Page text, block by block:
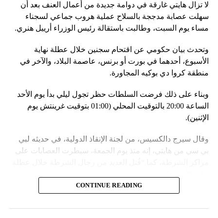
في السياق، أشار رئيس أركان القوات المسلّحة البيلاروسية
الجنرال فيكتور غوليفيتش إلى أنّه «في إطار هذا الحدث، تمّت
احتياطي»، لافتاً إلى أنّه «فور إنجاز عملية الانتشار هذه،
سنستعرض المسائل المتعلّقة بالاستعدادات لاستخدام الأسلحة
النووية غير الاستراتيجية».
وفي أوكرانيا، فكّكت أجهزة الأمن شبكة من العملاء التابعين
لجهاز الأمن الفدرالي الروسي «كانوا يعدّون لاغتيال الرئيس
الأوكراني» فولوديمير زيلينسكي ومسؤولين كبار آخرين، مثل
أوامر من موسكو. وأوقفت الأجهزة الأوكرانية ضابطَي أمن،
مشيرةً إلى أن المشتبه فيهما اللذَين أوقفا «شخصان برتبة
الحكوميين.
الفدرالي الروسي ويُشتبه في أن المسؤولَين «نقلا معلومات
لا تزال هايتي غارقة في دوامة جديدة من أعمال العنف بعد أن
سهلت عصابة مدججة بالسلاح عملية هروب جماعي لسجناء
مساء يوم السبت، وطالبت باستقالة رئيس الوزراء أرييل هنري.
وتحدث بيان حكومي عن اقتحام سجنين خلال عطلة نهاية
الأسبوع، أحدهما في بورت أو برنس، عاصمة البلاد، والآخر في
منطقة كروا دي بوكيه المجاورة.
وبناء على ذلك فرضت السلطات حظر تجول ليلي بدأ يوم الأحد
الساعة 20:00 بالتوقيت المحلي (01:00 بتوقيت غرينتش يوم
الإثنين).
وقال سيرج دالكسيس، من لجنة الإنقاذ الدولية، في حديثه لبي
بي سي من هايتي، إنه منذ يوم الجمعة، سيطرت العصابات على
وأدى ذلك إلى تشتيت انتباه السلطات وتسهيل تنفيذ هجوم منسق
ومخطط له على السجون.
CONTINUE READING